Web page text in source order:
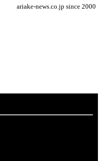
ariake-news.co.jp since 2000